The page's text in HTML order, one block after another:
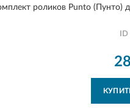
роликов Punto (Пунто)
ID